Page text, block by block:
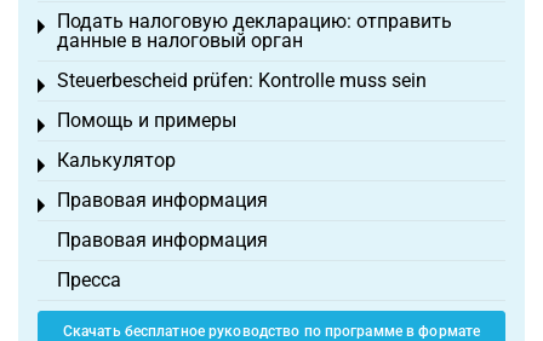
Подать налоговую декларацию: отправить
данные в налоговый орган
Toggle menu
Steuerbescheid prüfen: Kontrolle muss sein
Toggle menu
Помощь и примеры
Toggle menu
Калькулятор
Toggle menu
Правовая информация
Toggle menu
Правовая информация
Пресса
Скачать бесплатное руководство по программе в формате